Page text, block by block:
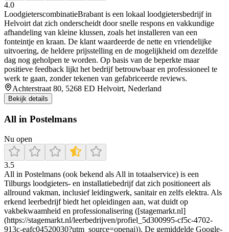
4.0
LoodgieterscombinatieBrabant is een lokaal loodgietersbedrijf in
Helvoirt dat zich onderscheidt door snelle respons en vakkundige
afhandeling van kleine klussen, zoals het installeren van een
fonteintje en kraan. De klant waardeerde de nette en vriendelijke
uitvoering, de heldere prijsstelling en de mogelijkheid om dezelfde
dag nog geholpen te worden. Op basis van de beperkte maar
positieve feedback lijkt het bedrijf betrouwbaar en professioneel te
werk te gaan, zonder tekenen van gefabriceerde reviews.
Achterstraat 80, 5268 ED Helvoirt, Nederland
Bekijk details
All in Postelmans
Nu open
3.5
All in Postelmans (ook bekend als All in totaalservice) is een
Tilburgs loodgieters- en installatiebedrijf dat zich positioneert als
allround vakman, inclusief leidingwerk, sanitair en zelfs elektra. Als
erkend leerbedrijf biedt het opleidingen aan, wat duidt op
vakbekwaamheid en professionalisering ([stagemarkt.nl]
(https://stagemarkt.nl/leerbedrijven/profiel_5d300995-cf5c-4702-
913c-eafc04520030?utm_source=openai)). De gemiddelde Google-